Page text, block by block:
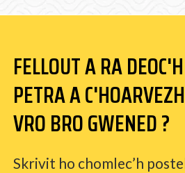
FELLOUT A RA
PETRA A
VRO BRO GWENED ?
Skrivit ho chomlec’h